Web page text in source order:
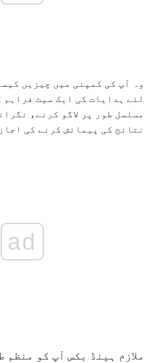
وہ آپ کی کمپنی میں چیزیں
لئے ہدایات کی ایک سیٹ فراہم
مسلسل طور پر لاگو کرنے،
نتائج کی پیمائش کرنے کی
ad
ملازم ہینڈ بکس آپ کو منظم